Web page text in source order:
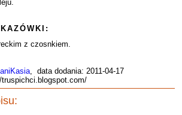
z czosnkiem.
, data dodania: 2011-04-17